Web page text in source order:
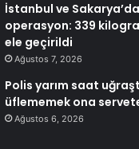
İstanbul ve
operasyon: 339
ele geçirildi
Ağustos 7, 2026
Polis yarım saat
üflememek ona
Ağustos 6, 2026